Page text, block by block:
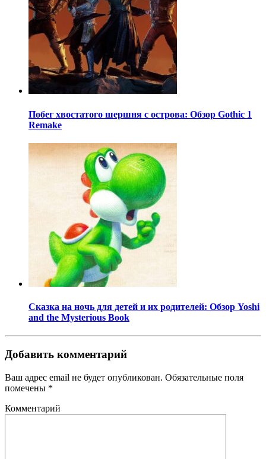
Побег хвостатого шершня с острова: Обзор Gothic 1
Remake
Сказка на ночь для детей и их родителей: Обзор Yoshi
and the Mysterious Book
Добавить комментарий
Ваш адрес email не будет опубликован. Обязательные поля
помечены *
Комментарий